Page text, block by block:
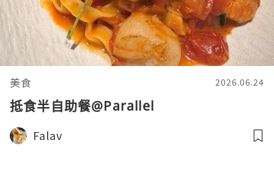
美食 2026.06.24
抵食半自助餐@Parallel
Falav